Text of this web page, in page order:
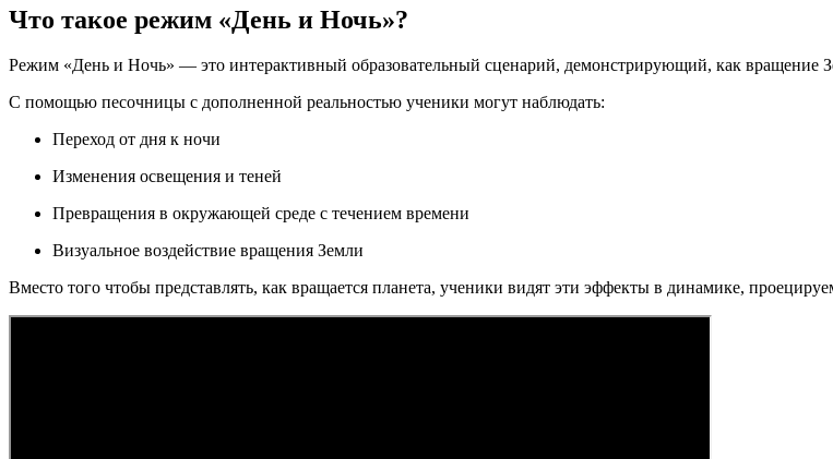
Что такое режим «День и Ночь»?
Режим «День и Ночь» — это интерактивный образовательный сценарий, демонстрирующий, как вращение
С помощью песочницы с дополненной реальностью ученики могут наблюдать:
Переход от дня к ночи
Изменения освещения и теней
Превращения в окружающей среде с течением времени
Визуальное воздействие вращения Земли
Вместо того чтобы представлять, как вращается планета, ученики видят эти эффекты в динамике,